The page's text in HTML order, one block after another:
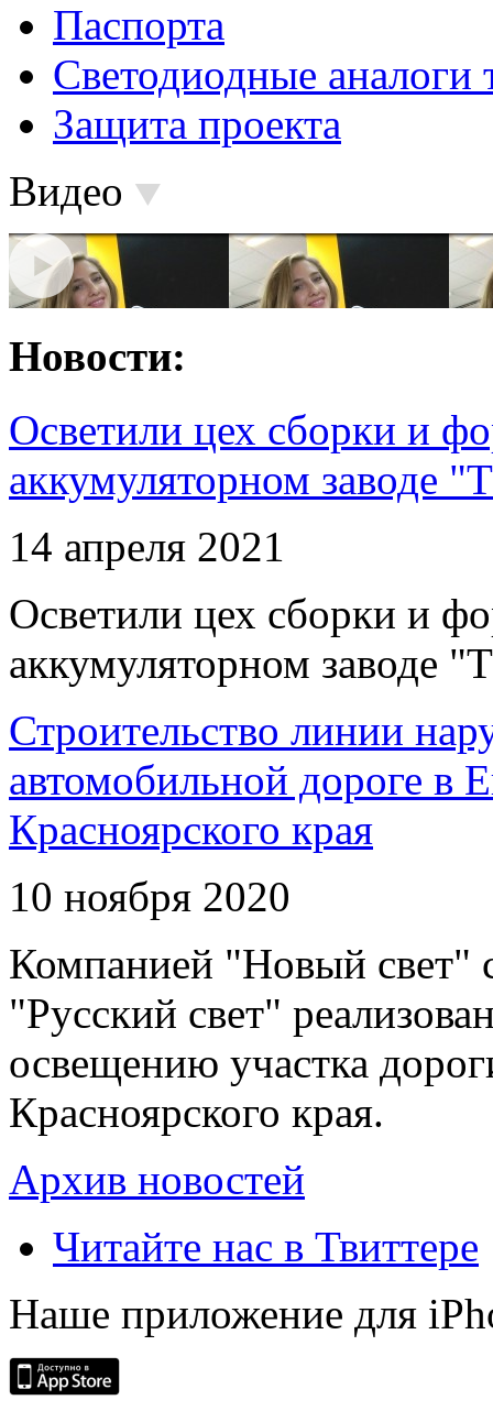
Паспорта
Светодиодные аналоги
Защита проекта
Видео
Новости:
Осветили цех сборки и
аккумуляторном заводе
14 апреля 2021
Осветили цех сборки и
аккумуляторном заводе
Строительство линии
автомобильной дороге в
Красноярского края
10 ноября 2020
Компанией "Новый свет"
"Русский свет"
освещению участка
Красноярского края.
Архив новостей
Читайте нас в Твиттере
Наше приложение для